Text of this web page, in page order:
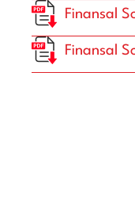
Finansal
Finansal